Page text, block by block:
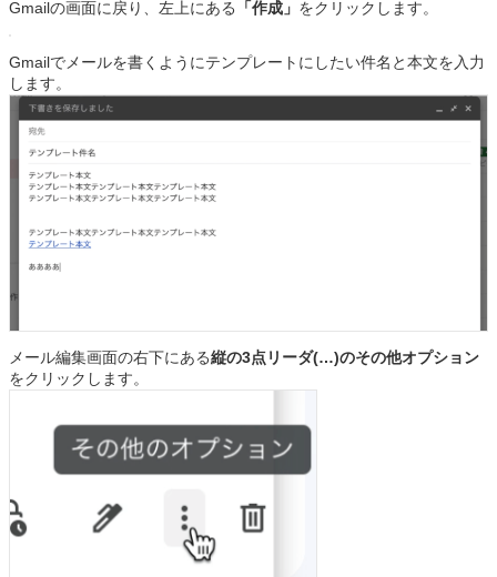
Gmailの画面に戻り、左上にある 「作成」 をクリックします。
Gmailでメールを書くようにテンプレートにしたい件名と本文を入力
します。
メール編集画面の右下にある縦の3点リーダ(…)のその他オプション
をクリックします。